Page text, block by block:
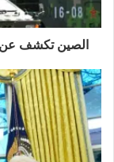
ومن الناحية
نيودلهي من
السيارات
الصناعية،
المتحدة إحدى
الصين تكشف عن